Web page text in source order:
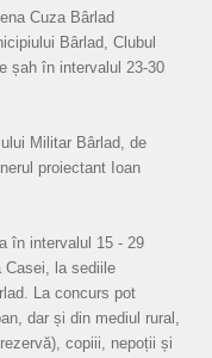
Cuza Bârlad
Bârlad, Clubul
șah în intervalul 23-30
Militar Bârlad, de
proiectant Ioan
în intervalul 15 - 29
Casei, la sediile
La concurs pot
dar și din mediul rural,
copiii, nepoții și